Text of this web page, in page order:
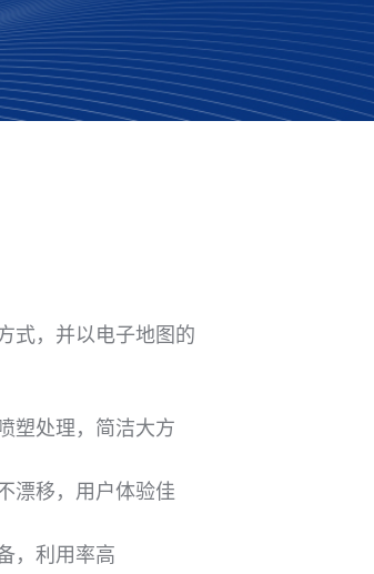
式，并以电子地图的
塑处理，简洁大方
漂移，用户体验佳
，利用率高